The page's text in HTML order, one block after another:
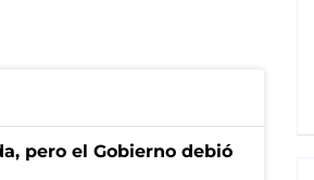
pero el Gobierno debió